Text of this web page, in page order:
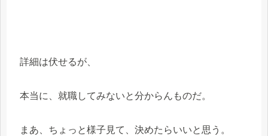
詳細は伏せるが、
本当に、就職してみないと分からんものだ。
まあ、ちょっと様子見て、決めたらいいと思う。